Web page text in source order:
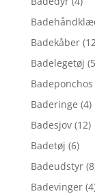
Badekåber
Badelegetøj
Badeponchos
Baderinge (4)
Badesjov (12)
Badetøj (6)
Badeudstyr
Badevinger